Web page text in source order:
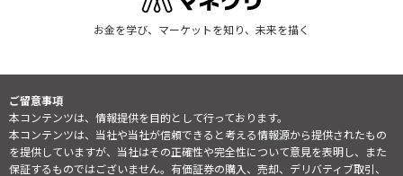
お金を学び、マーケットを知り、未来を描く
ご留意事項
本コンテンツは、情報提供を目的として行っております。
本コンテンツは、当社や当社が信頼できると考える情報源から提供されたもの
を提供していますが、当社はその正確性や完全性について意見を表明し、また
保証するものではございません。有価証券の購入、売却、デリバティブ取引、